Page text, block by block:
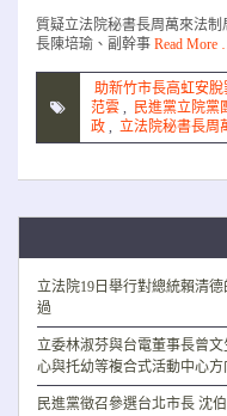
質疑立法院秘書長周萬來法
長陳培瑜、副幹事 Read More
助新竹市長高虹安脫
范雲 , 民進黨立院黨
政 , 立法院秘書長周
立法院19日舉行對總統賴清
過
立委林淑芬與台電董事長曾
心與托幼等複合式活動中心方
民進黨徵召參選台北市長 沈